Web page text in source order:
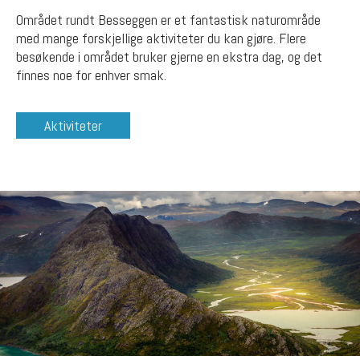
Området rundt Besseggen er et fantastisk naturområde
med mange forskjellige aktiviteter du kan gjøre. Flere
besøkende i området bruker gjerne en ekstra dag, og det
finnes noe for enhver smak.
Aktiviteter